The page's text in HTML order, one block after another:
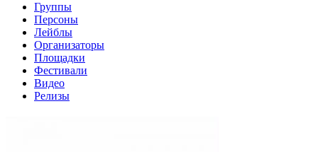
Группы
Персоны
Лейблы
Организаторы
Площадки
Фестивали
Видео
Релизы